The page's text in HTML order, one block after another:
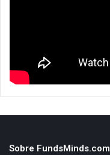
Sobre FundsMinds.com